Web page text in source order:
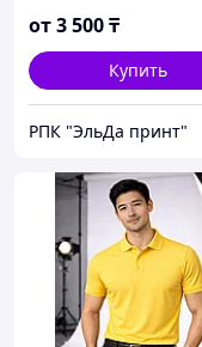
от3 500₸
Купить
РПК "ЭльДа принт"